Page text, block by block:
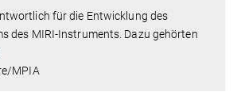
für die Entwicklung des
des MIRI-Instruments. Dazu gehörten
MPIA